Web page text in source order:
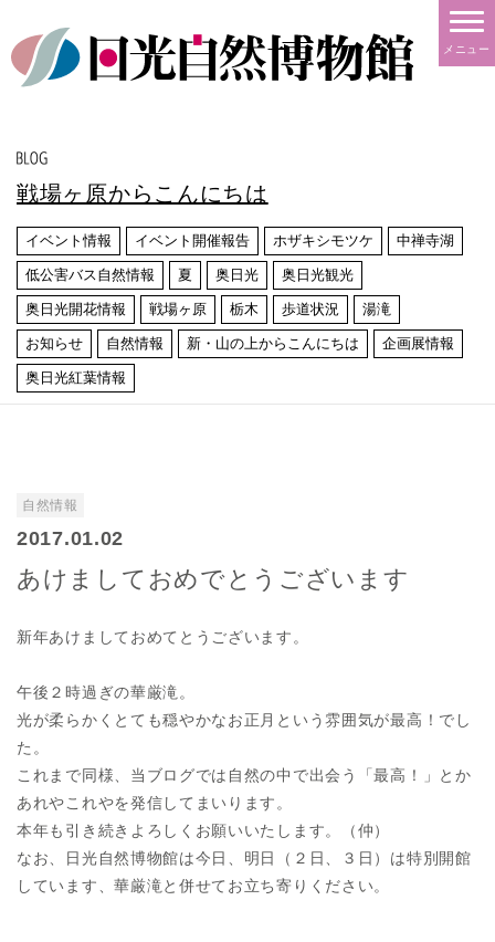
メニュー
戦場ヶ原からこんにちは
イベント情報 イベント開催報告 ホザキシモツケ 中禅寺湖
低公害バス自然情報 夏 奥日光 奥日光観光
奥日光開花情報 戦場ヶ原 栃木 歩道状況 湯滝
お知らせ 自然情報 新・山の上からこんにちは 企画展情報
奥日光紅葉情報
自然情報
2017.01.02
あけましておめでとうございます
新年あけましておめてとうございます。
午後２時過ぎの華厳滝。
光が柔らかくとても穏やかなお正月という雰囲気が最高！でし
た。
これまで同様、当ブログでは自然の中で出会う「最高！」とか
あれやこれやを発信してまいります。
本年も引き続きよろしくお願いいたします。（仲）
なお、日光自然博物館は今日、明日（２日、３日）は特別開館
しています、華厳滝と併せてお立ち寄りください。